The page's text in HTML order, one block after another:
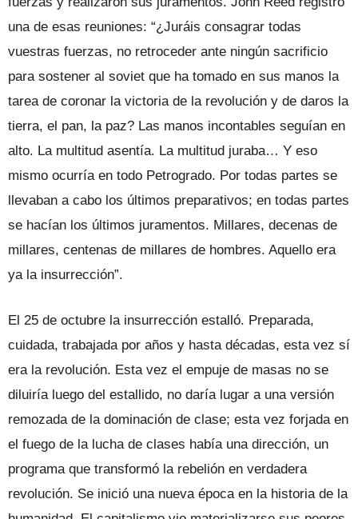
una de esas reuniones: “¿Juráis consagrar todas
vuestras fuerzas, no retroceder ante ningún sacrificio
para sostener al soviet que ha tomado en sus manos la
tarea de coronar la victoria de la revolución y de daros la
tierra, el pan, la paz? Las manos incontables seguían en
alto. La multitud asentía. La multitud juraba… Y eso
mismo ocurría en todo Petrogrado. Por todas partes se
llevaban a cabo los últimos preparativos; en todas partes
se hacían los últimos juramentos. Millares, decenas de
millares, centenas de millares de hombres. Aquello era
ya la insurrección”.
El 25 de octubre la insurrección estalló. Preparada,
cuidada, trabajada por años y hasta décadas, esta vez sí
era la revolución. Esta vez el empuje de masas no se
diluiría luego del estallido, no daría lugar a una versión
remozada de la dominación de clase; esta vez forjada en
el fuego de la lucha de clases había una dirección, un
programa que transformó la rebelión en verdadera
revolución. Se inició una nueva época en la historia de la